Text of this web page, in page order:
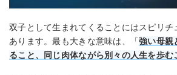
双子として生まれてくることにはスピリ
あります。最も大きな意味は、「強い母親
ること、同じ肉体ながら別々の人生を歩む